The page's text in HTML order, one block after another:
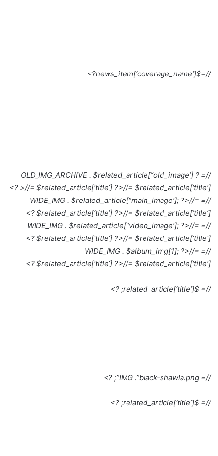
//=$news_item[‘coverage_name’]?>
//= OLD_IMG_ARCHIVE . $related_article[“old_image’] ?
>//= $related_article[‘title’] ?>//= $related_article[‘title’] ?>
//= WIDE_IMG . $related_article[“main_image’]; ?>
//=
$related_article[‘title’] ?>//= $related_article[‘title’] ?>
//= WIDE_IMG . $related_article[“video_image’]; ?>
//=
$related_article[‘title’] ?>//= $related_article[‘title’] ?>
//= WIDE_IMG . $album_img[1]; ?>
//=
$related_article[‘title’] ?>//= $related_article[‘title’] ?>
//= $related_article[‘title’]; ?>
//= IMG .”black-shawla.png”; ?>
//= $related_article[‘title’]; ?>